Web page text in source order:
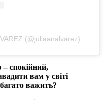
(@juliaanalvarez)
спокійний,
вам у світі
важить?